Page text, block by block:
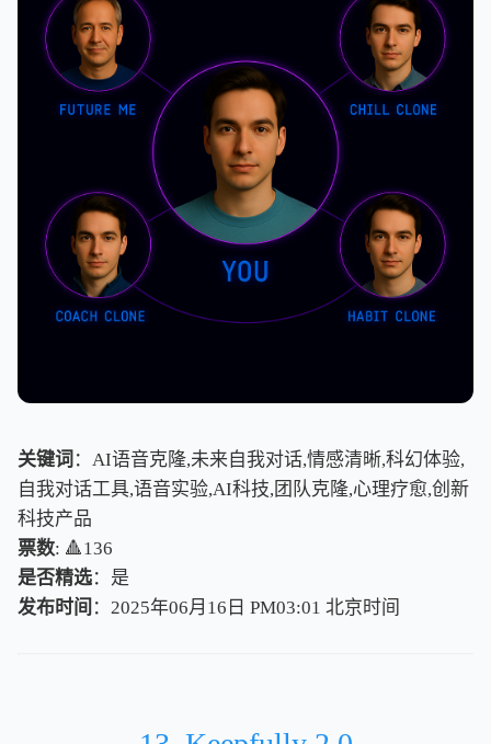
关键词 ：AI语音克隆,未来自我对话,情感清晰,科幻体验,
自我对话工具,语音实验,AI科技,团队克隆,心理疗愈,创新
科技产品
票数: 🔺136
是否精选：是
发布时间 ：2025年06月16日 PM03:01 北京时间
北京时间